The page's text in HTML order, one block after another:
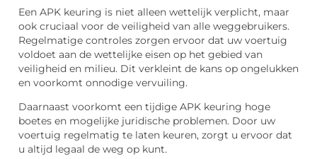
Een APK keuring is niet alleen wettelijk verplicht, maar
ook cruciaal voor de veiligheid van alle weggebruikers.
Regelmatige controles zorgen ervoor dat uw voertuig
voldoet aan de wettelijke eisen op het gebied van
veiligheid en milieu. Dit verkleint de kans op ongelukken
en voorkomt onnodige vervuiling.
Daarnaast voorkomt een tijdige APK keuring hoge
boetes en mogelijke juridische problemen. Door uw
voertuig regelmatig te laten keuren, zorgt u ervoor dat
u altijd legaal de weg op kunt.